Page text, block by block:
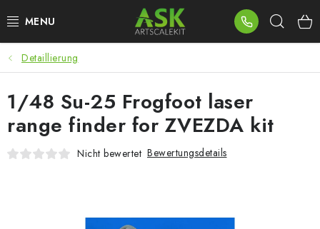
Inhalt
BLOG
SUMMER DAYS
WARHAMMER
Detaillierung
1/48 Su-25 Frogfoot laser
range finder for ZVEZDA kit
Nicht bewertet Bewertungsdetails